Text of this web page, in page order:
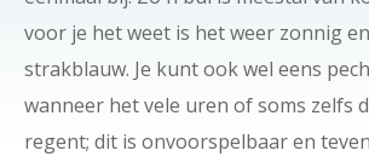
voor je het weet is het weer zonnig
strakblauw. Je kunt ook wel eens
wanneer het vele uren of soms zelfs
regent; dit is onvoorspelbaar en